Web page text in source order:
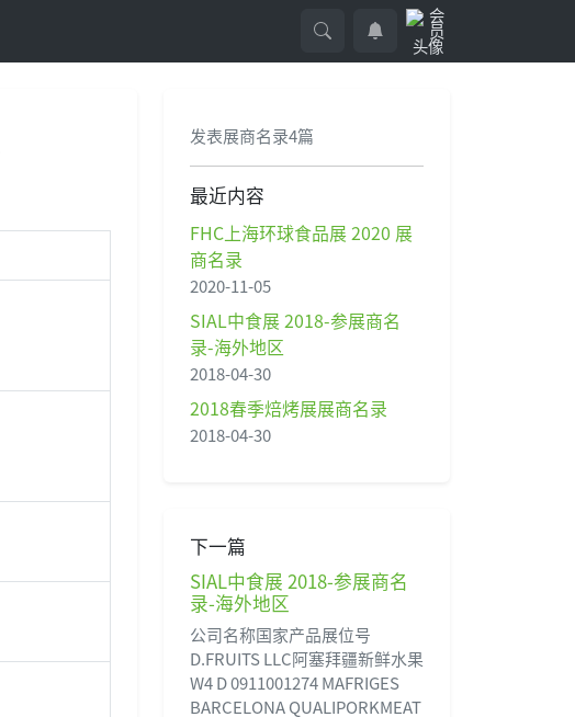
发表展商名录4篇
最近内容
FHC上海环球食品展 2020 展
商名录
2020-11-05
SIAL中食展 2018-参展商名
录-海外地区
2018-04-30
2018春季焙烤展展商名录
2018-04-30
下一篇
SIAL中食展 2018-参展商名
录-海外地区
公司名称国家产品展位号
D.FRUITS LLC阿塞拜疆新鲜水果
W4 D 0911001274 MAFRIGES
BARCELONA QUALIPORKMEAT